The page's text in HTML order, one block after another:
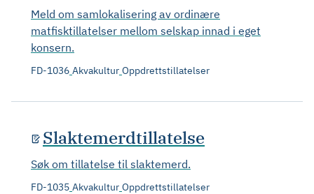
Meld om samlokalisering av ordinære
matfisktillatelser mellom selskap innad i eget
konsern.
FD-1036 Akvakultur Oppdrettstillatelser
Slaktemerdtillatelse
Søk om tillatelse til slaktemerd.
FD-1035 Akvakultur Oppdrettstillatelser